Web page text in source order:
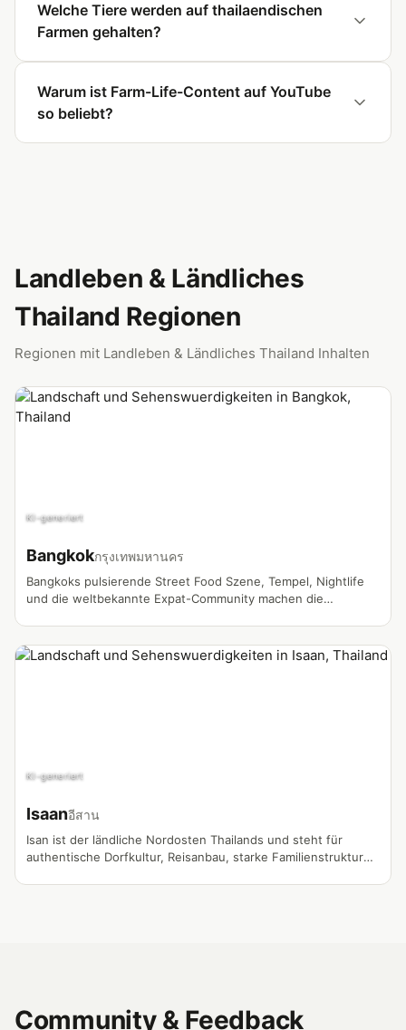
Welche Tiere werden auf thailaendischen
Farmen gehalten?
Warum ist Farm-Life-Content auf YouTube
so beliebt?
Landleben & Ländliches
Thailand Regionen
Regionen mit Landleben & Ländliches Thailand Inhalten
KI-generiert
Bangkokกรุงเทพมหานคร
Bangkoks pulsierende Street Food Szene, Tempel, Nightlife
und die weltbekannte Expat-Community machen die
KI-generiert
Isaanอีสาน
Isan ist der ländliche Nordosten Thailands und steht für
authentische Dorfkultur, Reisanbau, starke Familienstrukturen
Community & Feedback